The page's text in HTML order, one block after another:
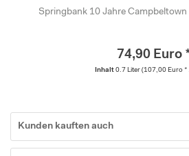
Springbank 10 Jahre
74,90 Euro
Inhalt 0.7 Liter (107,00 Euro *
Kunden kauften auch